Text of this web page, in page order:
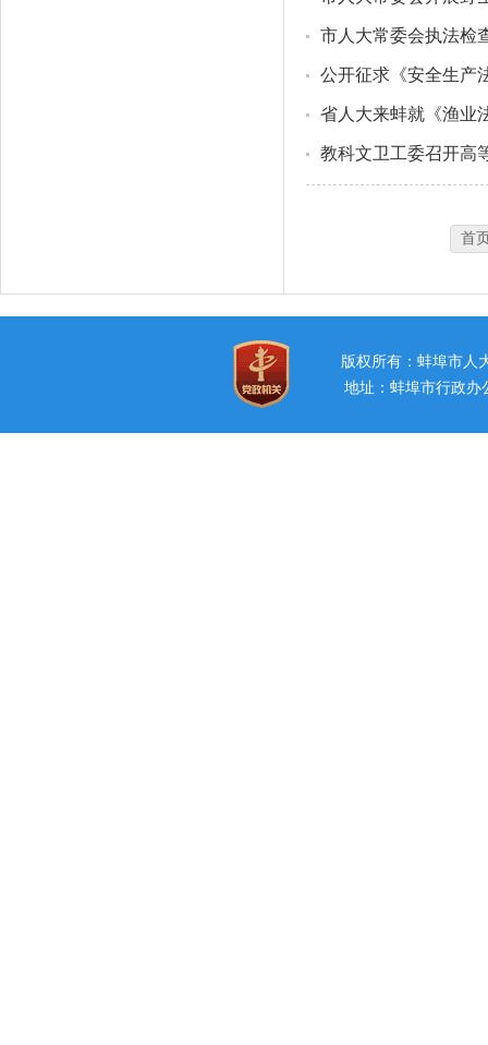
市人大常委会执法检
公开征求《安全生产
省人大来蚌就《渔业
教科文卫工委召开高
首
版权所有：蚌埠市
地址：蚌埠市行政